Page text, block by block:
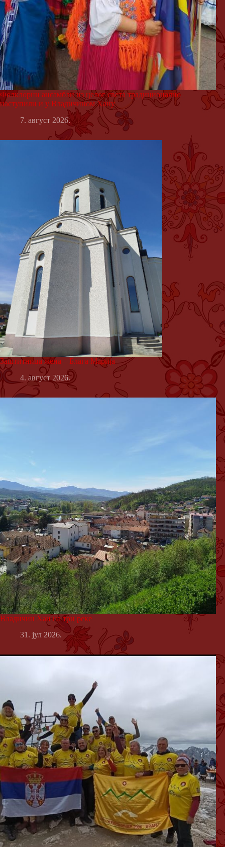
Фолклорни ансамбли из целог света традиционално
наступили и у Владичином Хану
7. август 2026.
Заштитница жена – Блага Марија
4. август 2026.
Владичин Хан на три реке
31. јул 2026.